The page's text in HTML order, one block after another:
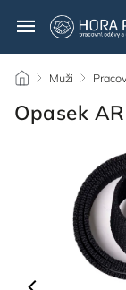
/ Muži /
Opasek